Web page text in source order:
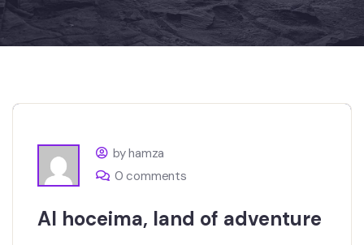
by hamza
0 comments
Al hoceima, land of adventure